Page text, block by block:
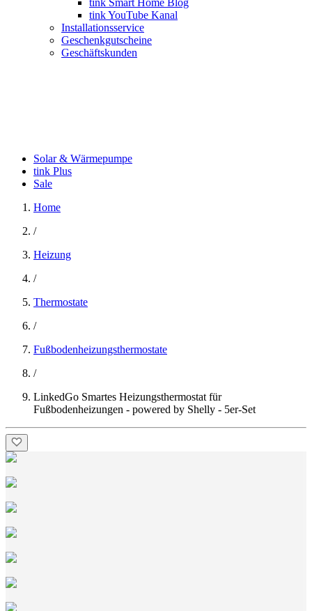
tink Smart Home Blog
tink YouTube Kanal
Installationsservice
Geschenkgutscheine
Geschäftskunden
Solar & Wärmepumpe
tink Plus
Sale
Home
/
Heizung
/
Thermostate
/
Fußbodenheizungsthermostate
/
LinkedGo Smartes Heizungsthermostat für
Fußbodenheizungen - powered by Shelly - 5er-Set